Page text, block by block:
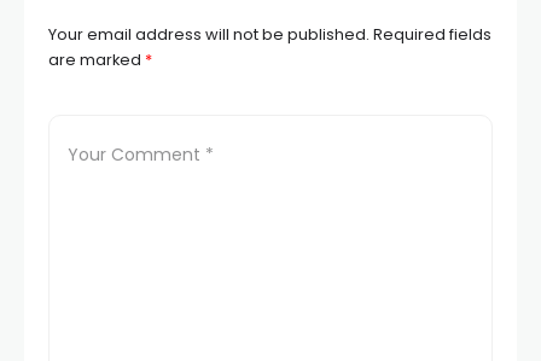
Your email address will not be published. Required fields
are marked *